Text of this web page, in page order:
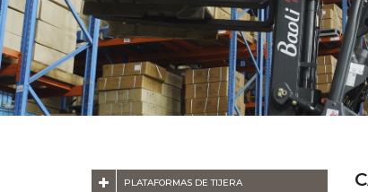
PLATAFORMAS DE TIJERA